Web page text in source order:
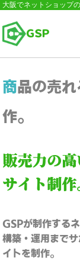
大阪でネットショップの
ＧＳＰ
商品の売れるネットショップを制
作。
販売力の
サイト制作
GSPが制作する
構築・運用まで
イトを制作。